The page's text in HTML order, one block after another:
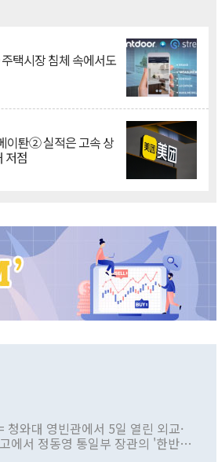
택시장 침체 속에서도
이퇀② 실적은 고속 상
저점
와대 영빈관에서 5일 열린 외교·
에서 정동영 통일부 장관의 '한반도